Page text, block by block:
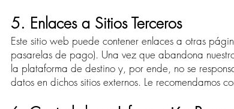
5. Enlaces a Sitios Terceros
Este sitio web puede contener enlaces a otras
pasarelas de pago). Una vez que abandona
la plataforma de destino y, por ende, no se
datos en dichos sitios externos. Le recomendamos